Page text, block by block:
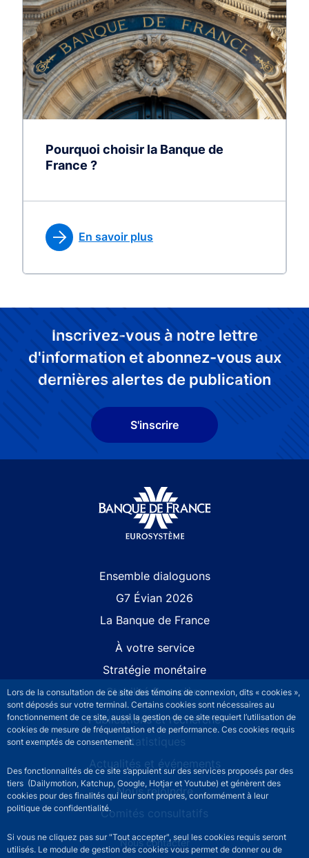
Lors de la consultation de ce site des témoins de connexion, dits « cookies »,
sont déposés sur votre terminal. Certains cookies sont nécessaires au
fonctionnement de ce site, aussi la gestion de ce site requiert l’utilisation de
cookies de mesure de fréquentation et de performance. Ces cookies requis
sont exemptés de consentement.
Des fonctionnalités de ce site s’appuient sur des services proposés par des
tiers (Dailymotion, Katchup, Google, Hotjar et Youtube) et génèrent des
cookies pour des finalités qui leur sont propres, conformément à leur
politique de confidentialité.
Si vous ne cliquez pas sur "Tout accepter", seul les cookies requis seront
utilisés. Le module de gestion des cookies vous permet de donner ou de
Pourquoi choisir la Banque de
France ?
En savoir plus
Inscrivez-vous à notre lettre
d'information et abonnez-vous aux
dernières alertes de publication
S'inscrire
Ensemble dialoguons
G7 Évian 2026
La Banque de France
À votre service
Stratégie monétaire
Stabilité financière
Publications et recherche
Statistiques
Actualités et événements
Nous rejoindre
Comités consultatifs
Footer secondary menuNous contacter